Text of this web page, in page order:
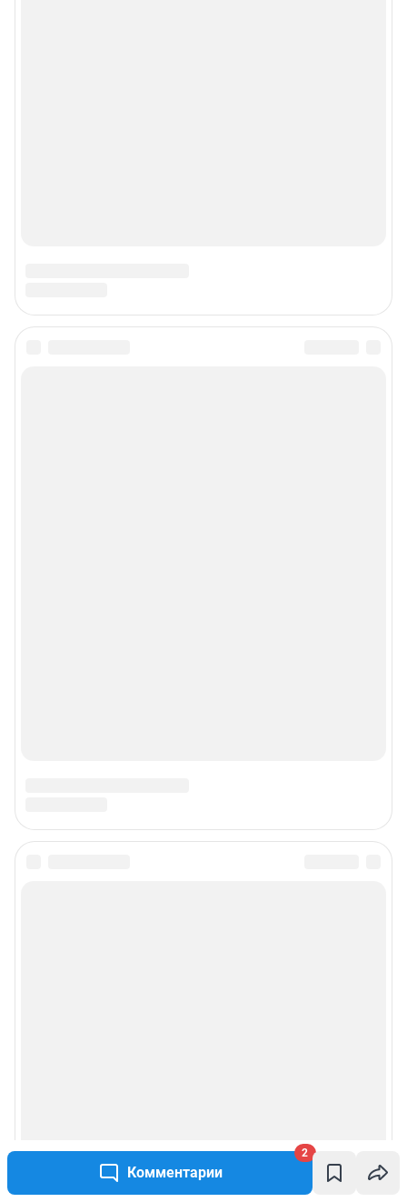
Комментарии
2